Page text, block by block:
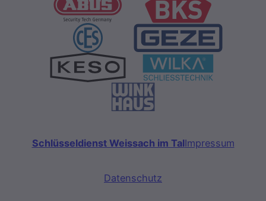
Schlüsseldienst Weissach im TalImpressum
Datenschutz